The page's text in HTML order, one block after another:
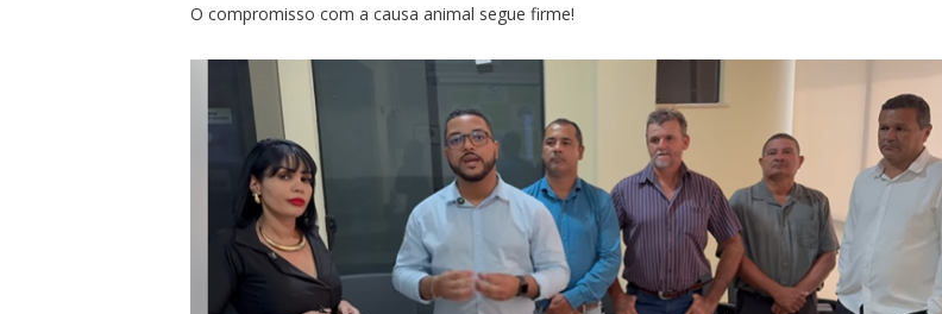
O compromisso com a causa animal segue firme!